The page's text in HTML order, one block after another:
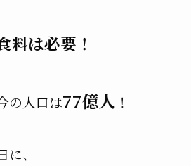
料は必要！
の人口は77億人 ！
、